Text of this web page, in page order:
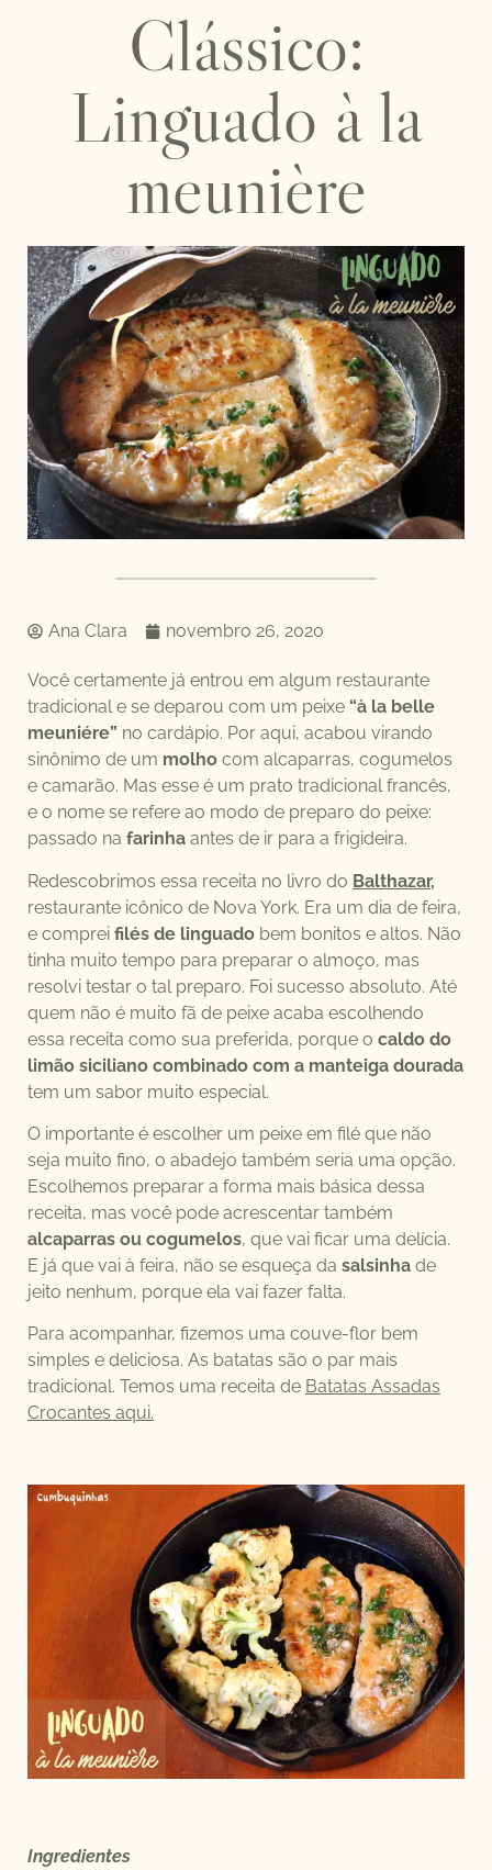
Clássico:
Linguado à la
meunière
Ana Clara novembro 26, 2020
Você certamente já entrou em algum restaurante
tradicional e se deparou com um peixe “à la belle
meuniére” no cardápio. Por aqui, acabou virando
sinônimo de um molho com alcaparras, cogumelos
e camarão. Mas esse é um prato tradicional francês,
e o nome se refere ao modo de preparo do peixe:
passado na farinha antes de ir para a frigideira.
Redescobrimos essa receita no livro do Balthazar,
restaurante icônico de Nova York. Era um dia de feira,
e comprei filés de linguado bem bonitos e altos. Não
tinha muito tempo para preparar o almoço, mas
resolvi testar o tal preparo. Foi sucesso absoluto. Até
quem não é muito fã de peixe acaba escolhendo
essa receita como sua preferida, porque o caldo do
limão siciliano combinado com a manteiga dourada
tem um sabor muito especial.
O importante é escolher um peixe em filé que não
seja muito fino, o abadejo também seria uma opção.
Escolhemos preparar a forma mais básica dessa
receita, mas você pode acrescentar também
alcaparras ou cogumelos, que vai ficar uma delícia.
E já que vai à feira, não se esqueça da salsinha de
jeito nenhum, porque ela vai fazer falta.
Para acompanhar, fizemos uma couve-flor bem
simples e deliciosa. As batatas são o par mais
tradicional. Temos uma receita de Batatas Assadas
Crocantes aqui.
Ingredientes